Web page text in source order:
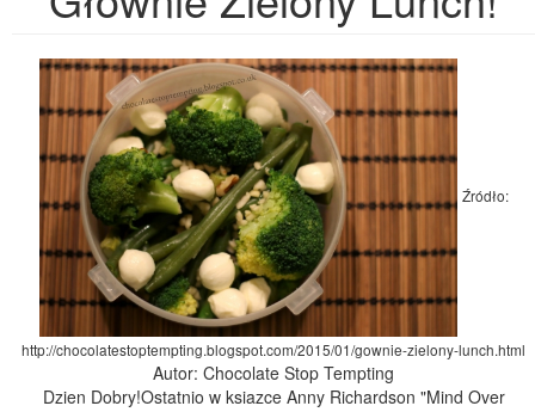
Źródło:
http://chocolatestoptempting.blogspot.com/2015/01/gownie-zielony-lunch.html
Autor: Chocolate Stop Tempting
Dzien Dobry!Ostatnio w ksiazce Anny Richardson "Mind Over